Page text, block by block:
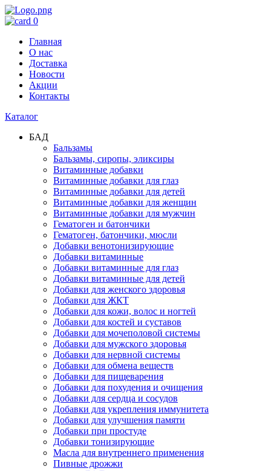
0
Главная
О нас
Доставка
Новости
Акции
Контакты
Каталог
БАД
Бальзамы
Бальзамы, сиропы, эликсиры
Витаминные добавки
Витаминные добавки для глаз
Витаминные добавки для детей
Витаминные добавки для женщин
Витаминные добавки для мужчин
Гематоген и батончики
Гематоген, батончики, мюсли
Добавки венотонизирующие
Добавки витаминные
Добавки витаминные для глаз
Добавки витаминные для детей
Добавки для женского здоровья
Добавки для ЖКТ
Добавки для кожи, волос и ногтей
Добавки для костей и суставов
Добавки для мочеполовой системы
Добавки для мужского здоровья
Добавки для нервной системы
Добавки для обмена веществ
Добавки для пищеварения
Добавки для похудения и очищения
Добавки для сердца и сосудов
Добавки для укрепления иммунитета
Добавки для улучшения памяти
Добавки при простуде
Добавки тонизирующие
Масла для внутреннего применения
Пивные дрожжи